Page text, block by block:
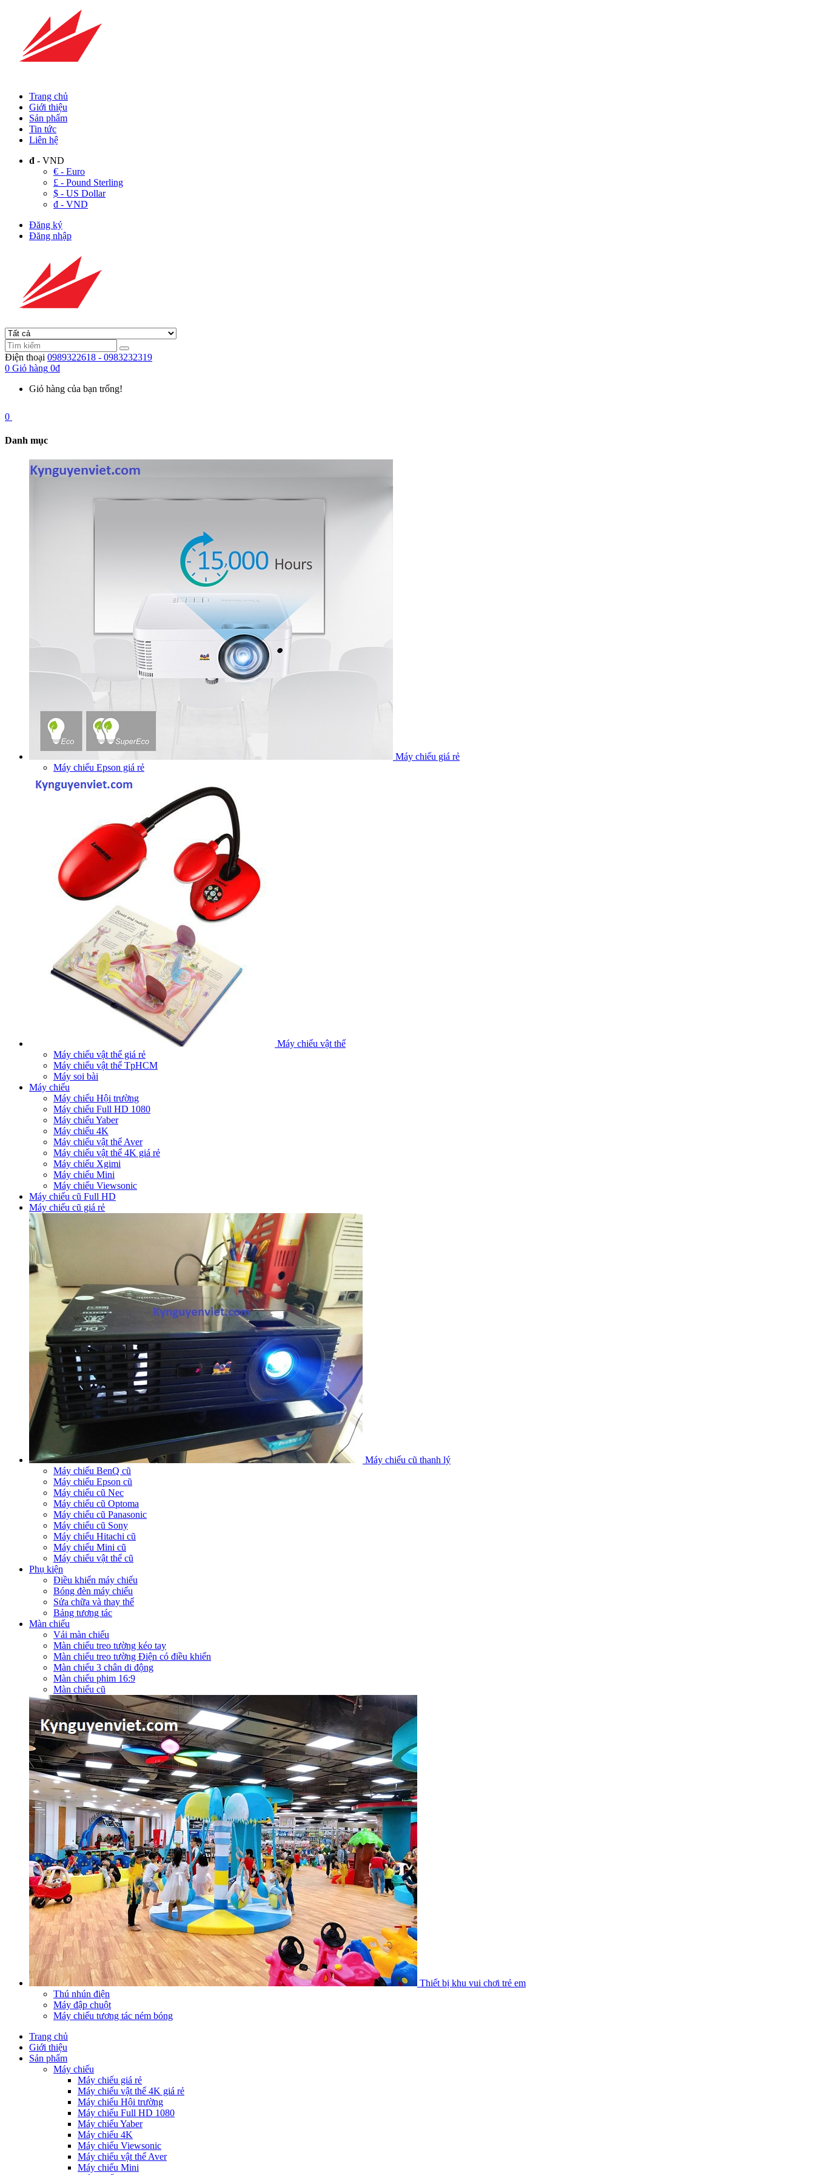
Trang chủ
Giới thiệu
Sản phẩm
Tin tức
Liên hệ
đ - VND
€ - Euro
£ - Pound Sterling
$ - US Dollar
đ - VND
Đăng ký
Đăng nhập
Điện thoại 0989322618 - 0983232319
0 Giỏ hàng 0đ
Giỏ hàng của bạn trống!
0
Danh mục
Máy chiếu giá rẻ
Máy chiếu Epson giá rẻ
Máy chiếu vật thể
Máy chiếu vật thể giá rẻ
Máy chiếu vật thể TpHCM
Máy soi bài
Máy chiếu
Máy chiếu Hội trường
Máy chiếu Full HD 1080
Máy chiếu Yaber
Máy chiếu 4K
Máy chiếu vật thể Aver
Máy chiếu vật thể 4K giá rẻ
Máy chiếu Xgimi
Máy chiếu Mini
Máy chiếu Viewsonic
Máy chiếu cũ Full HD
Máy chiếu cũ giá rẻ
Máy chiếu cũ thanh lý
Máy chiếu BenQ cũ
Máy chiếu Epson cũ
Máy chiếu cũ Nec
Máy chiếu cũ Optoma
Máy chiếu cũ Panasonic
Máy chiếu cũ Sony
Máy chiếu Hitachi cũ
Máy chiếu Mini cũ
Máy chiếu vật thể cũ
Phụ kiện
Điều khiển máy chiếu
Bóng đèn máy chiếu
Sửa chữa và thay thế
Bảng tương tác
Màn chiếu
Vải màn chiếu
Màn chiếu treo tường kéo tay
Màn chiếu treo tường Điện có điều khiển
Màn chiếu 3 chân di động
Màn chiếu phim 16:9
Màn chiếu cũ
Thiết bị khu vui chơi trẻ em
Thú nhún điện
Máy đập chuột
Máy chiếu tương tác ném bóng
Trang chủ
Giới thiệu
Sản phẩm
Máy chiếu
Máy chiếu giá rẻ
Máy chiếu vật thể 4K giá rẻ
Máy chiếu Hội trường
Máy chiếu Full HD 1080
Máy chiếu Yaber
Máy chiếu 4K
Máy chiếu Viewsonic
Máy chiếu vật thể Aver
Máy chiếu Mini